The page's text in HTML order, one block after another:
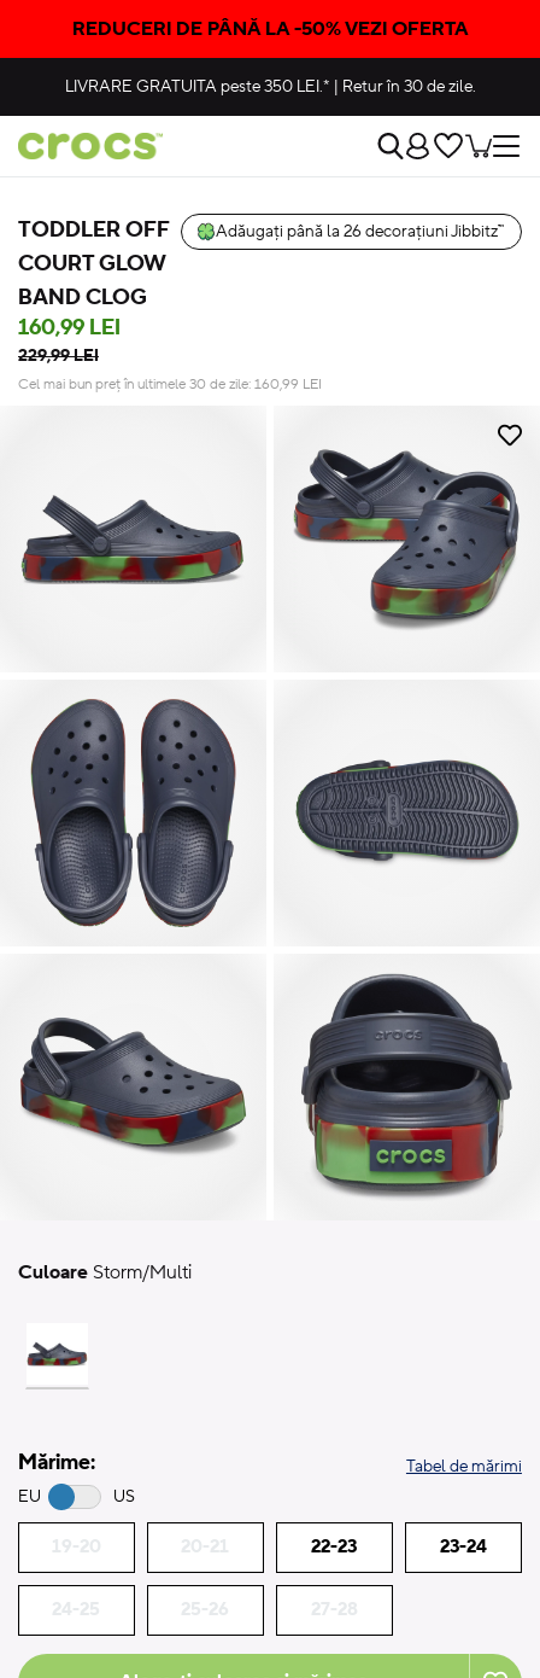
REDUCERI DE PÂNĂ LA -50% VEZI OFERTA
LIVRARE GRATUITApeste 350 LEI.* | Retur în 30 de zile.
TODDLER OFF
COURT GLOW
BAND CLOG
Adăugați până la 26 decorațiuni Jibbitz™
160,99 LEI
229,99 LEI
Cel mai bun preț în ultimele 30 de zile: 160,99 LEI
Culoare Storm/Multi
Mărime:
EU US
Tabel de mărimi
19-20 20-21 22-23 23-24
24-25 25-26 27-28